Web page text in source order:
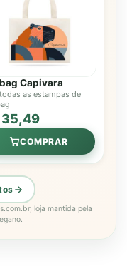
Capivara
as estampas de
35,49
COMPRAR
loja mantida pela